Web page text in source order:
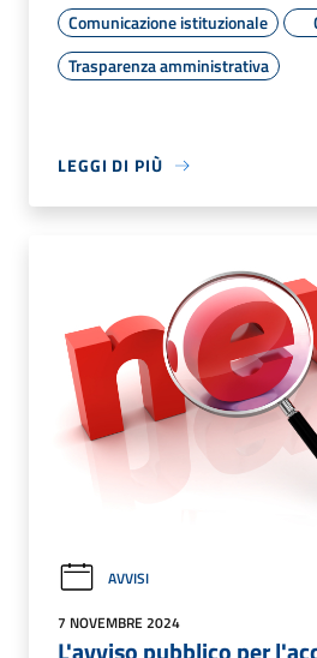
Comunicazione istituzionale
Trasparenza amministrativa
LEGGI DI PIÙ
AVVISI
7 NOVEMBRE 2024